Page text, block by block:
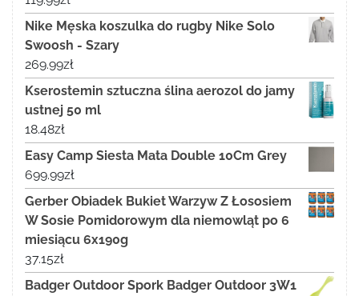
Nike Męska koszulka do rugby Nike Solo
Swoosh - Szary
269.99zł
Kserostemin sztuczna ślina aerozol do jamy
ustnej 50 ml
18.48zł
Easy Camp Siesta Mata Double 10Cm Grey
699.99zł
Gerber Obiadek Bukiet Warzyw Z Łososiem
W Sosie Pomidorowym dla niemowląt po 6
miesiącu 6x190g
37.15zł
Badger Outdoor Spork Badger Outdoor 3W1